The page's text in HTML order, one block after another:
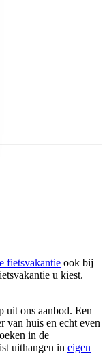
fietsvakantie ook bij
u kiest.
uit ons aanbod. Een
van huis en echt even
in de
uithangen in eigen